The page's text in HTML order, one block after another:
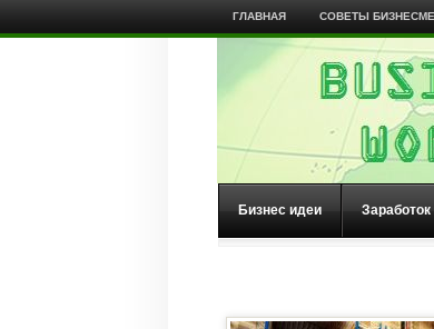
ГЛАВНАЯ СОВЕТЫ
Бизнес идеи